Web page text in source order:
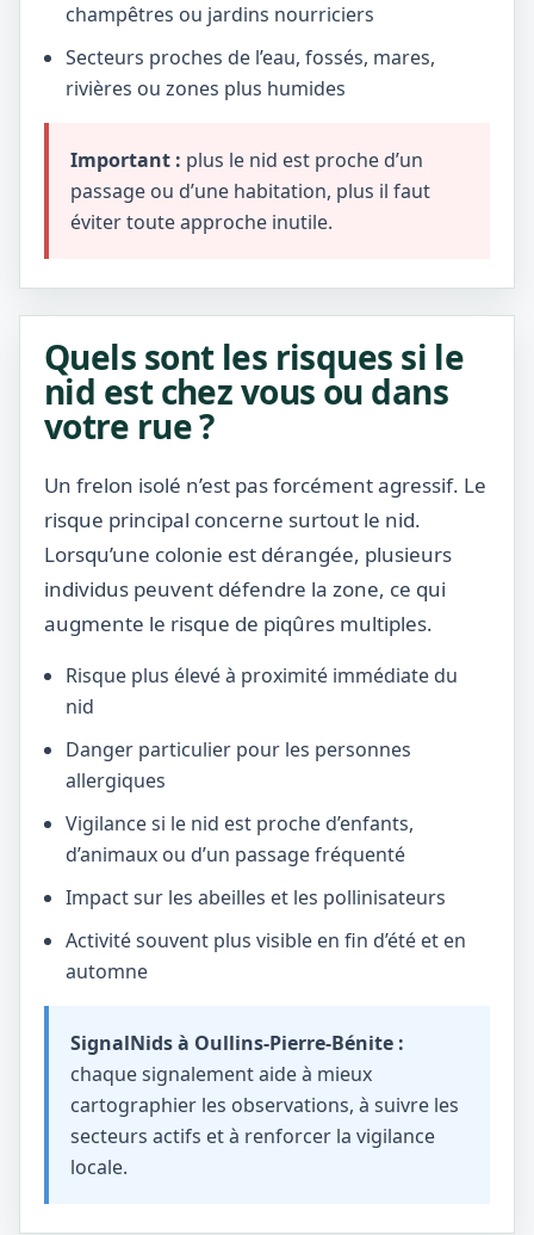
champêtres ou jardins nourriciers
Secteurs proches de l’eau, fossés, mares,
rivières ou zones plus humides
Important : plus le nid est proche d’un
passage ou d’une habitation, plus il faut
éviter toute approche inutile.
Quels sont les risques si le
nid est chez vous ou dans
votre rue ?
Un frelon isolé n’est pas forcément agressif. Le
risque principal concerne surtout le nid.
Lorsqu’une colonie est dérangée, plusieurs
individus peuvent défendre la zone, ce qui
augmente le risque de piqûres multiples.
Risque plus élevé à proximité immédiate du
nid
Danger particulier pour les personnes
allergiques
Vigilance si le nid est proche d’enfants,
d’animaux ou d’un passage fréquenté
Impact sur les abeilles et les pollinisateurs
Activité souvent plus visible en fin d’été et en
automne
SignalNids à Oullins-Pierre-Bénite :
chaque signalement aide à mieux
cartographier les observations, à suivre les
secteurs actifs et à renforcer la vigilance
locale.